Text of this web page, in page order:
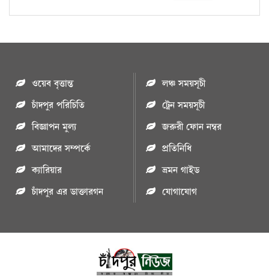
ওয়েব বৃত্তান্ত
চাঁদপুর পরিচিতি
বিজ্ঞাপন মুল্য
আমাদের সম্পর্কে
ক্যারিয়ার
চাঁদপুর এর ডাক্তারগন
লঞ্চ সময়সূচী
ট্রেন সময়সূচী
জরুরী ফোন নম্বর
প্রতিনিধি
ভ্রমন গাইড
যোগাযোগ